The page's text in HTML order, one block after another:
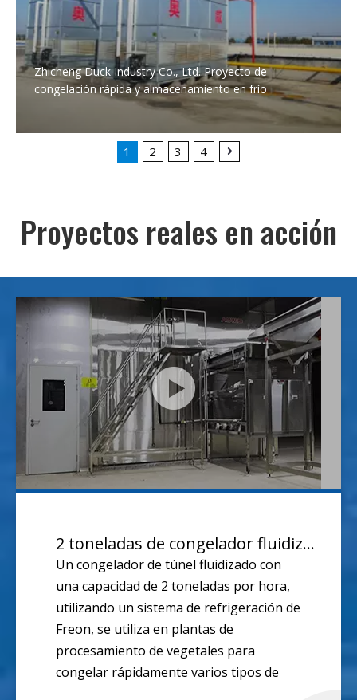
Zhicheng Duck Industry Co., Ltd. Proyecto de
congelación rápida y almacenamiento en frío
1 2 3 4
Proyectos reales en acción
2 toneladas de congelador fluidizado
Un congelador de túnel fluidizado con
una capacidad de 2 toneladas por hora,
utilizando un sistema de refrigeración de
Freon, se utiliza en plantas de
procesamiento de vegetales para
congelar rápidamente varios tipos de